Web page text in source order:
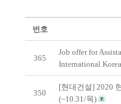
번호
365
Job offer for
International Korea.
350
[현대건설] 2020
(~10.31/목)